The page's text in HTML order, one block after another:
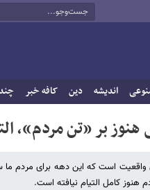
اندیشه دین کافه خبر
بر «تن مردم»،
مستندی که رئیس سازمان برنامه و بودجه از وضعیت اقتصادی دهه 90 مؤید این واقعیت
هنوز کامل التیام نیافته است.